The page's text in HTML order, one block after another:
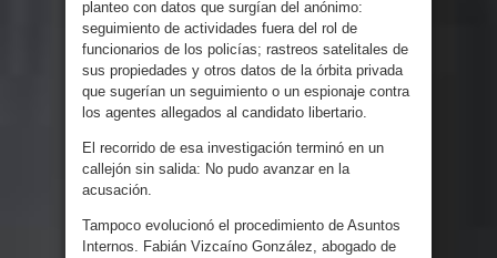
planteo con datos que surgían del anónimo:
seguimiento de actividades fuera del rol de
funcionarios de los policías; rastreos satelitales de
sus propiedades y otros datos de la órbita privada
que sugerían un seguimiento o un espionaje contra
los agentes allegados al candidato libertario.
El recorrido de esa investigación terminó en un
callejón sin salida: No pudo avanzar en la
acusación.
Tampoco evolucionó el procedimiento de Asuntos
Internos. Fabián Vizcaíno González, abogado de